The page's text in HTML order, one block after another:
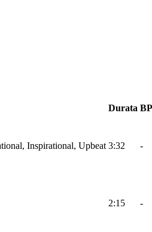
Durata
Inspirational, Upbeat 3:32 -
2:15 -